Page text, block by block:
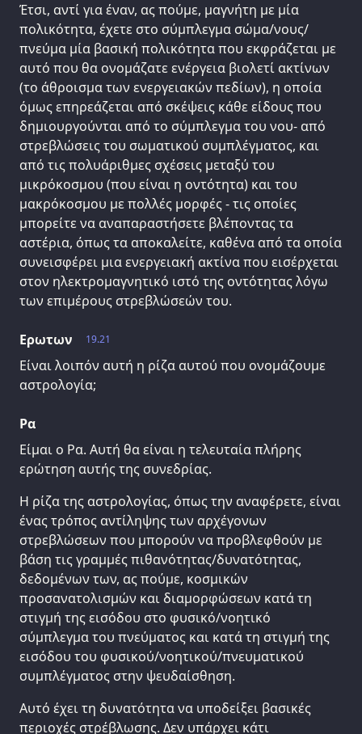
Έτσι, αντί για έναν, ας πούμε, μαγνήτη με μία
πολικότητα, έχετε στο σύμπλεγμα σώμα/νους/
πνεύμα μία βασική πολικότητα που εκφράζεται με
αυτό που θα ονομάζατε ενέργεια βιολετί ακτίνων
(το άθροισμα των ενεργειακών πεδίων), η οποία
όμως επηρεάζεται από σκέψεις κάθε είδους που
δημιουργούνται από το σύμπλεγμα του νου- από
στρεβλώσεις του σωματικού συμπλέγματος, και
από τις πολυάριθμες σχέσεις μεταξύ του
μικρόκοσμου (που είναι η οντότητα) και του
μακρόκοσμου με πολλές μορφές - τις οποίες
μπορείτε να αναπαραστήσετε βλέποντας τα
αστέρια, όπως τα αποκαλείτε, καθένα από τα οποία
συνεισφέρει μια ενεργειακή ακτίνα που εισέρχεται
στον ηλεκτρομαγνητικό ιστό της οντότητας λόγω
των επιμέρους στρεβλώσεών του.
19.21
Ερωτων
Είναι λοιπόν αυτή η ρίζα αυτού που ονομάζουμε
αστρολογία;
Ρα
Είμαι ο Ρα. Αυτή θα είναι η τελευταία πλήρης
ερώτηση αυτής της συνεδρίας.
Η ρίζα της αστρολογίας, όπως την αναφέρετε, είναι
ένας τρόπος αντίληψης των αρχέγονων
στρεβλώσεων που μπορούν να προβλεφθούν με
βάση τις γραμμές πιθανότητας/δυνατότητας,
δεδομένων των, ας πούμε, κοσμικών
προσανατολισμών και διαμορφώσεων κατά τη
στιγμή της εισόδου στο φυσικό/νοητικό
σύμπλεγμα του πνεύματος και κατά τη στιγμή της
εισόδου του φυσικού/νοητικού/πνευματικού
συμπλέγματος στην ψευδαίσθηση.
Αυτό έχει τη δυνατότητα να υποδείξει βασικές
περιοχές στρέβλωσης. Δεν υπάρχει κάτι